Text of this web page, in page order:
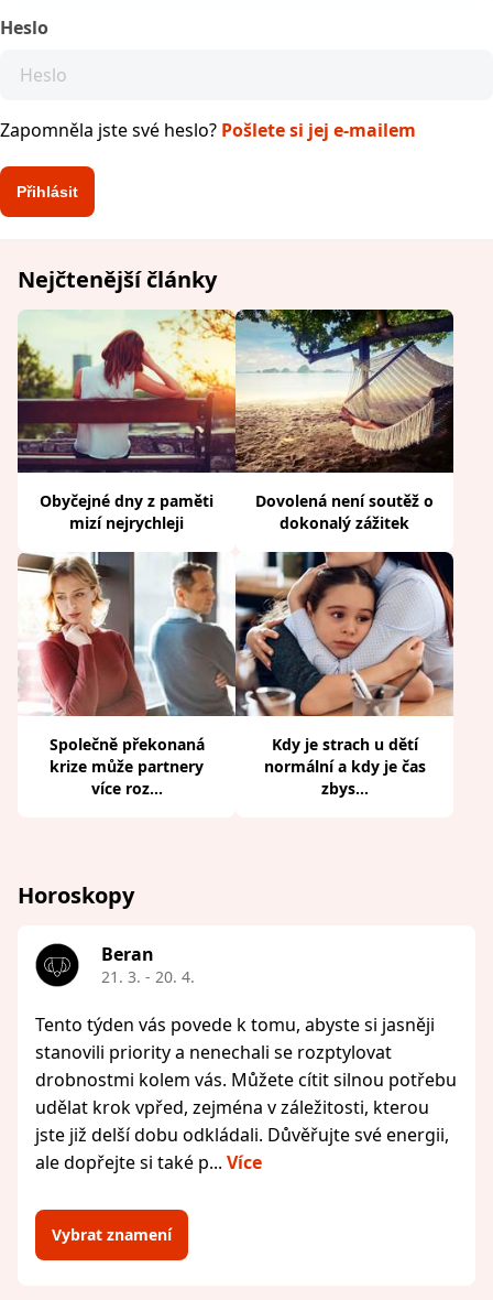
Heslo
Zapomněla jste své heslo? Pošlete si jej e-mailem
Nejčtenější články
Obyčejné dny z paměti
mizí nejrychleji
Dovolená není soutěž o
dokonalý zážitek
Společně překonaná
krize může partnery
více roz...
Kdy je strach u dětí
normální a kdy je čas
zbys...
Horoskopy
Beran
21. 3. - 20. 4.
Tento týden vás povede k tomu, abyste si jasněji
stanovili priority a nenechali se rozptylovat
drobnostmi kolem vás. Můžete cítit silnou potřebu
udělat krok vpřed, zejména v záležitosti, kterou
jste již delší dobu odkládali. Důvěřujte své energii,
ale dopřejte si také p... Více
Vybrat znamení